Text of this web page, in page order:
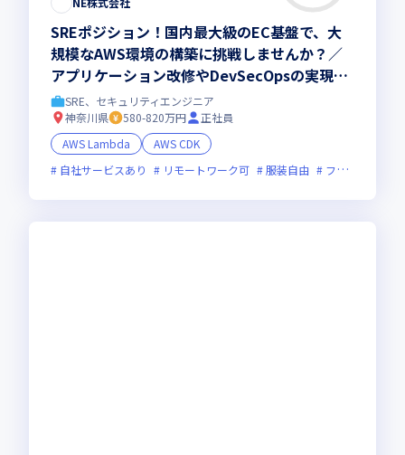
SREポジション！国内最大級のEC基盤で、大
規模なAWS環境の構築に挑戦しませんか？／
アプリケーション改修やDevSecOpsの実現に
も深く関与し、SREとして幅広い領域で活躍で
きる環境です！
SRE、セキュリティエンジニア
神奈川県
580-820万円
正社員
AWS Lambda
AWS CDK
自社サービスあり
リモートワーク可 服装自由 フレックス制度あり